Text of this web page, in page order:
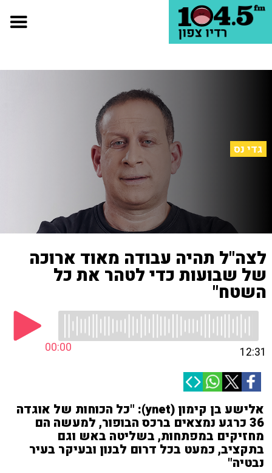
גדי נס
לצה"ל תהיה עבודה מאוד ארוכה
של שבועות כדי לטהר את כל
השטח"
00:00 12:31
אלישע בן קימון (ynet): "כל הכוחות של אוגדה
36 כרגע נמצאים ברכס הבופור, למעשה הם
מחזיקים במפתחות, בשליטה באש וגם
בתקציב, כמעט בכל דרום לבנון ובעיקר בעיר
נבטיה"